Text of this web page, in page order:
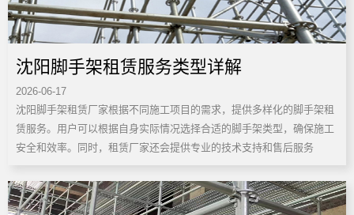
沈阳脚手架租赁服务类型详解
2026-06-17
沈阳脚手架租赁厂家根据不同施工项目的需求，提供多样化的脚手架租
赁服务。用户可以根据自身实际情况选择合适的脚手架类型，确保施工
安全和效率。同时，租赁厂家还会提供专业的技术支持和售后服务